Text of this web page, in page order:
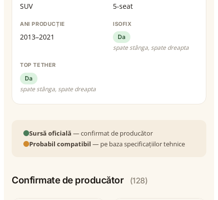
SUV 5-seat
ANI PRODUCȚIE
2013–2021
ISOFIX
Da
spate stânga, spate dreapta
TOP TETHER
Da
spate stânga, spate dreapta
Sursă oficială — confirmat de producător
Probabil compatibil — pe baza specificațiilor tehnice
Confirmate de producător (128)